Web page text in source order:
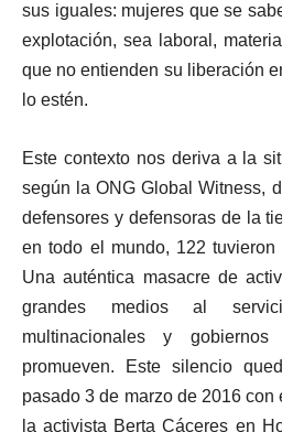
sus iguales: mujeres que se
explotación, sea laboral,
que no entienden su liberación
lo estén.
Este contexto nos deriva a la
según la ONG Global Witness,
defensores y defensoras de la
en todo el mundo, 122 tuvieron
Una auténtica masacre de
grandes medios al
multinacionales y
promueven. Este silencio
pasado 3 de marzo de 2016
la activista Berta Cáceres en